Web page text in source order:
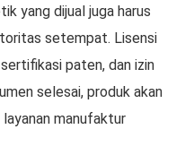
yang dijual juga harus
setempat. Lisensi
paten, dan izin
selesai, produk akan
manufaktur